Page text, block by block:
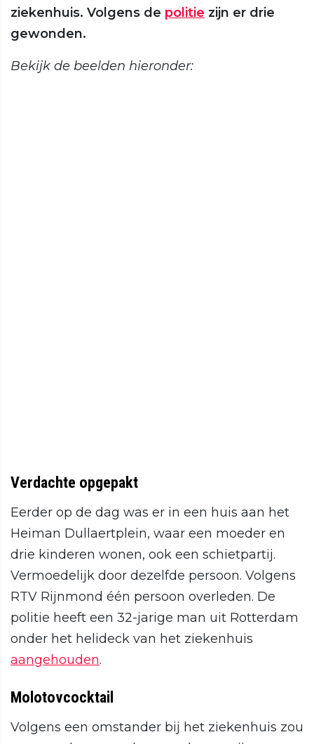
ziekenhuis. Volgens de politie zijn er drie
gewonden.
Bekijk de beelden hieronder:
Verdachte opgepakt
Eerder op de dag was er in een huis aan het
Heiman Dullaertplein, waar een moeder en
drie kinderen wonen, ook een schietpartij.
Vermoedelijk door dezelfde persoon. Volgens
RTV Rijnmond één persoon overleden. De
politie heeft een 32-jarige man uit Rotterdam
onder het helideck van het ziekenhuis
aangehouden.
Molotovcocktail
Volgens een omstander bij het ziekenhuis zou